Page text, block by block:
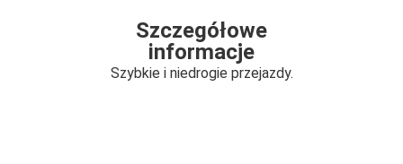
Szczegółowe
informacje
Szybkie i niedrogie przejazdy.